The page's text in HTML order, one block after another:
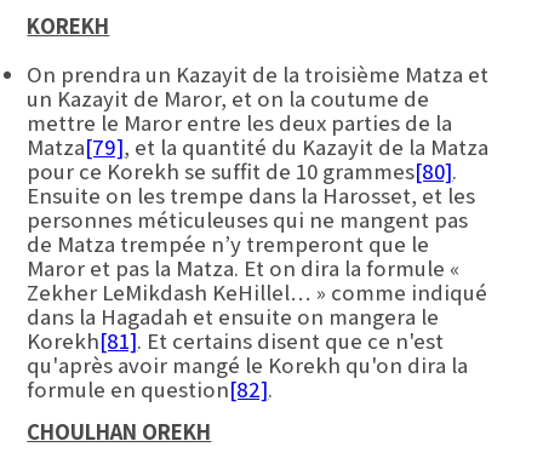
KOREKH
On prendra un Kazayit de la troisième Matza et
un Kazayit de Maror, et on la coutume de
mettre le Maror entre les deux parties de la
Matza[79], et la quantité du Kazayit de la Matza
pour ce Korekh se suffit de 10 grammes[80].
Ensuite on les trempe dans la Harosset, et les
personnes méticuleuses qui ne mangent pas
de Matza trempée n’y tremperont que le
Maror et pas la Matza. Et on dira la formule «
Zekher LeMikdash KeHillel… » comme indiqué
dans la Hagadah et ensuite on mangera le
Korekh[81]. Et certains disent que ce n'est
qu'après avoir mangé le Korekh qu'on dira la
formule en question[82].
CHOULHAN OREKH